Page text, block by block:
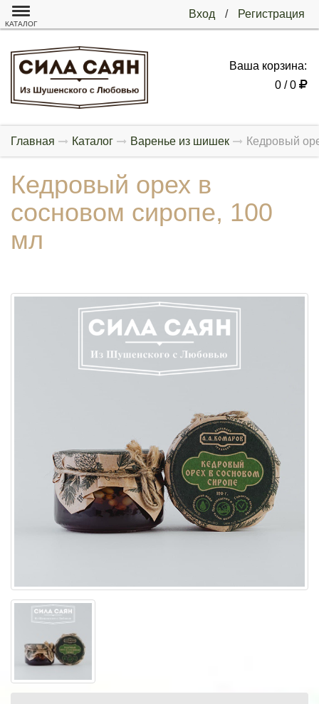
Вход / Регистрация
КАТАЛОГ
Ваша корзина:
0 / 0
Главная Каталог Варенье из шишек Кедровый
Кедровый орех в
сосновом сиропе, 100
мл